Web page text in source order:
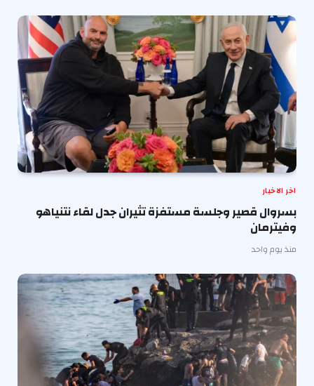
اخر الاخبار
بسروال قصير وجلسة مستفزة تثيران جدل لقاء نتنياهو
وفيترمان
منذ يوم واحد